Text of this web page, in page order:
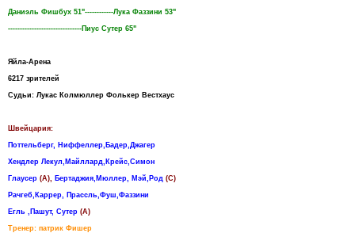
Даниэль Фишбух 51"------------Лука Фаззини 53"
-------------------------------Пиус Сутер 65"
Яйла-Арена
6217 зрителей
Судьи: Лукас Колмюллер Фолькер Вестхаус
Швейцария:
Поттельберг, Ниффеллер,Бадер,Джагер
Хендлер Лекул,Майллард,Крейс,Симон
Глаусер (А), Бертаджия,Мюллер, Мэй,Род (С)
Рачгеб,Каррер, Прассль,Фуш,Фаззини
Егль ,Пашут, Сутер (А)
Тренер: патрик Фишер